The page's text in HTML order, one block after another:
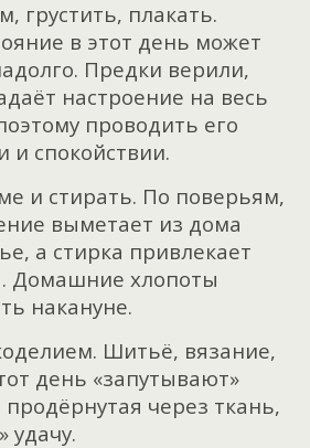
грустить, плакать.
в этот день может
Предки верили,
настроение на весь
проводить его
и спокойствии.
и стирать. По поверьям,
выметает из дома
а стирка привлекает
Домашние хлопоты
накануне.
Шитьё, вязание,
день «запутывают»
продёрнутая через ткань,
удачу.